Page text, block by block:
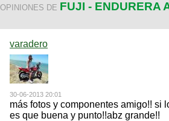
OPINIONES DE FUJI - ENDURERA
varadero
30-06-2013 20:01
más fotos y componentes amigo!! si
es que buena y punto!!abz grande!!